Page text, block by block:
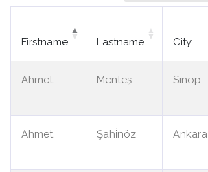
Firstname Lastname City
Ahmet Menteş Sinop
Ahmet Şahi̇nöz Ankara